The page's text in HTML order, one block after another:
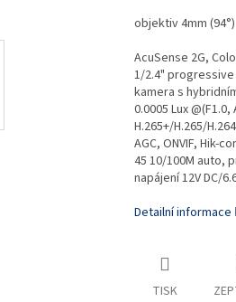
objektiv 4mm (94°)
AcuSense 2G,
1/2.4"
kamera s
0.0005 Lux
H.265+/H.265/
AGC, ONVIF, Hik-
45 10/100M auto,
napájení 12V DC/
Detailní informace
TISK